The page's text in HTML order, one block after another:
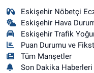
Eskişehir Nöbetçi
Eskişehir Hava
Eskişehir Trafik
Puan Durumu ve
Tüm Manşetler
Son Dakika Haberleri